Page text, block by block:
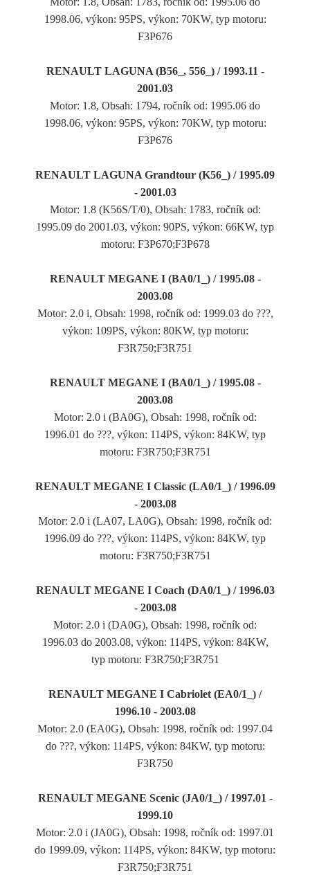
1998.06, výkon: 95PS, výkon: 70KW, typ motoru:
F3P676
RENAULT LAGUNA (B56_, 556_) / 1993.11 -
2001.03
Motor: 1.8, Obsah: 1794, ročník od: 1995.06 do
1998.06, výkon: 95PS, výkon: 70KW, typ motoru:
F3P676
RENAULT LAGUNA Grandtour (K56_) / 1995.09
- 2001.03
Motor: 1.8 (K56S/T/0), Obsah: 1783, ročník od:
1995.09 do 2001.03, výkon: 90PS, výkon: 66KW, typ
motoru: F3P670;F3P678
RENAULT MEGANE I (BA0/1_) / 1995.08 -
2003.08
Motor: 2.0 i, Obsah: 1998, ročník od: 1999.03 do ???,
výkon: 109PS, výkon: 80KW, typ motoru:
F3R750;F3R751
RENAULT MEGANE I (BA0/1_) / 1995.08 -
2003.08
Motor: 2.0 i (BA0G), Obsah: 1998, ročník od:
1996.01 do ???, výkon: 114PS, výkon: 84KW, typ
motoru: F3R750;F3R751
RENAULT MEGANE I Classic (LA0/1_) / 1996.09
- 2003.08
Motor: 2.0 i (LA07, LA0G), Obsah: 1998, ročník od:
1996.09 do ???, výkon: 114PS, výkon: 84KW, typ
motoru: F3R750;F3R751
RENAULT MEGANE I Coach (DA0/1_) / 1996.03
- 2003.08
Motor: 2.0 i (DA0G), Obsah: 1998, ročník od:
1996.03 do 2003.08, výkon: 114PS, výkon: 84KW,
typ motoru: F3R750;F3R751
RENAULT MEGANE I Cabriolet (EA0/1_) /
1996.10 - 2003.08
Motor: 2.0 (EA0G), Obsah: 1998, ročník od: 1997.04
do ???, výkon: 114PS, výkon: 84KW, typ motoru:
F3R750
RENAULT MEGANE Scenic (JA0/1_) / 1997.01 -
1999.10
Motor: 2.0 i (JA0G), Obsah: 1998, ročník od: 1997.01
do 1999.09, výkon: 114PS, výkon: 84KW, typ motoru:
F3R750;F3R751